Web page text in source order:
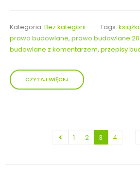
Kategoria: Bez kategorii Tags:
prawo budowlane, prawo budowlane
budowlane z komentarzem, przepisy
CZYTAJ WIĘCEJ
1 2 3 4 …